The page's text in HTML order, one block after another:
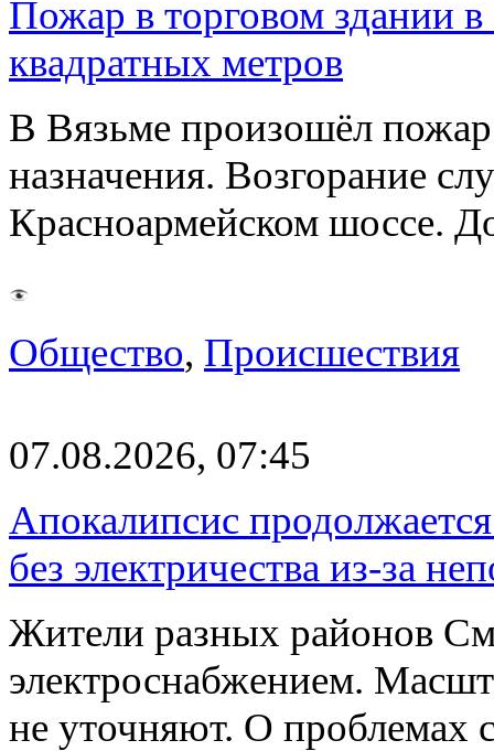
Пожар в торговом здании
квадратных метров
В Вязьме произошёл пожар
назначения. Возгорание
Красноармейском шоссе.
Общество, Происшествия
07.08.2026, 07:45
Апокалипсис
без электричества из-за
Жители разных районов
электроснабжением.
не уточняют. О проблемах